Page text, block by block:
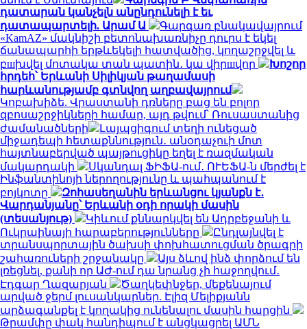
դատարան կանչելն անընդունելի է եւ
դատապարտելի. Արամ Ա
Գարգառ բնակավայրում
«KamAZ» մակնիշի բետոնախառնիչը դուրս է եկել
ճանապարհի երթևեկելի հատվածից, կողաշրջվել և
բшխվել մոտակա տան պատին․ կա վիրшվոր
Խոշոր
հրդեհ՝ Երևանի Սիլիկյան թաղամասի
հարևանությամբ գտնվող աղբավայրում
Կոբախիձե. Վրաստանի դռները բաց են բոլոր
զբոսաշրջիկների համար, այդ թվում՝ Ռուսաստանից
ժամանածների
Լայպցիգում տեղի ունեցած
միջադեպի հետաքննություն․ անօդաչուի մոտ
հայտնաբերված պայթուցիկը եղել է ռազմական
մակարդակի
Սկանդալ ՖԻՖԱ-ում․ ՈՒԵՖԱ-ն մերժել է
Ինֆանտինոյի ներողությունը և պահպանում է
բոյկոտը
Զոհասեղանին երևանցու կյանքն է․
Վարդանյանը՝ Երևանի օդի որակի մասին
(տեսանյութ)
Կիևում քննարկվել են Ադրբեջանի և
Ուկրաինայի հարաբերությունները
Ընդլայնվել է
տրանսպորտային ծախսի փոխհատուցման ծրագրի
շահառուների շրջանակը
Այս ձևով ինձ փորձում են
լռեցնել, քանի որ ԱԺ-ում դա նրանց չի հաջողվում․
Էդգար Ղազարյան
Ծաղկեփնջեր, մեքենայում
արված ջերմ լուսանկարներ. Էլիզ Մելիքյանն
արձագանքել է կողակից ունենալու մասին հարցին
Թրամփը փակ հանդիպում է անցկացրել ԱՄՆ